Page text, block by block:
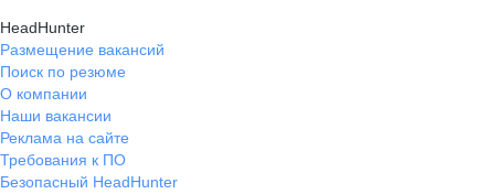
HeadHunter
Размещение вакансий
Поиск по резюме
О компании
Наши вакансии
Реклама на сайте
Требования к ПО
Безопасный HeadHunter